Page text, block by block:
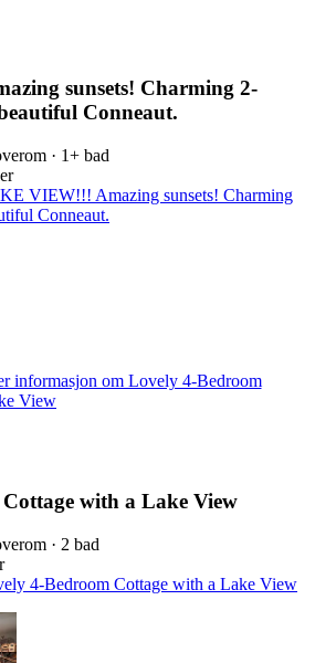
sunsets! Charming 2-
Conneaut.
· 1+ bad
VIEW!!! Amazing sunsets! Charming
Conneaut.
informasjon om Lovely 4-Bedroom
View
with a Lake View
· 2 bad
4-Bedroom Cottage with a Lake View